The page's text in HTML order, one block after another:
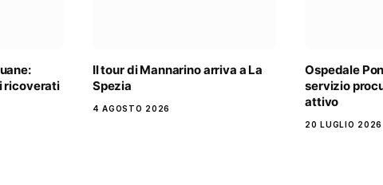
ricoverati
Il tour di Mannarino arriva a La
Spezia
4 AGOSTO 2026
Ospedale
servizio
attivo
20 LUGLIO 2026